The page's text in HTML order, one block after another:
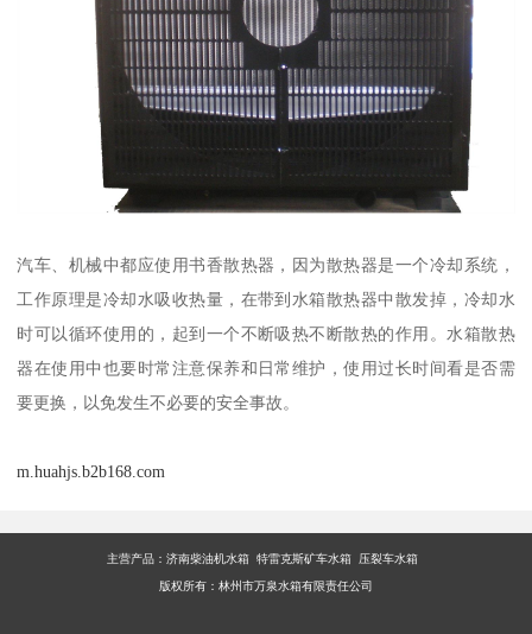
汽车、机械中都应使用书香散热器，因为散热器是一个冷却系统，
工作原理是冷却水吸收热量，在带到水箱散热器中散发掉，冷却水
时可以循环使用的，起到一个不断吸热不断散热的作用。水箱散热
器在使用中也要时常注意保养和日常维护，使用过长时间看是否需
要更换，以免发生不必要的安全事故。
m.huahjs.b2b168.com
主营产品： 济南柴油机水箱 特雷克斯矿车水箱 压裂车水箱
版权所有：林州市万泉水箱有限责任公司